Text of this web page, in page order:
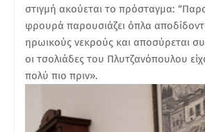
στιγμή ακούεται το πρόσταγμα:
φρουρά παρουσιάζει όπλα
ηρωικούς νεκρούς και αποσύρεται
οι τσολιάδες του Πλυτζανόπουλου
πολύ πιο πριν».